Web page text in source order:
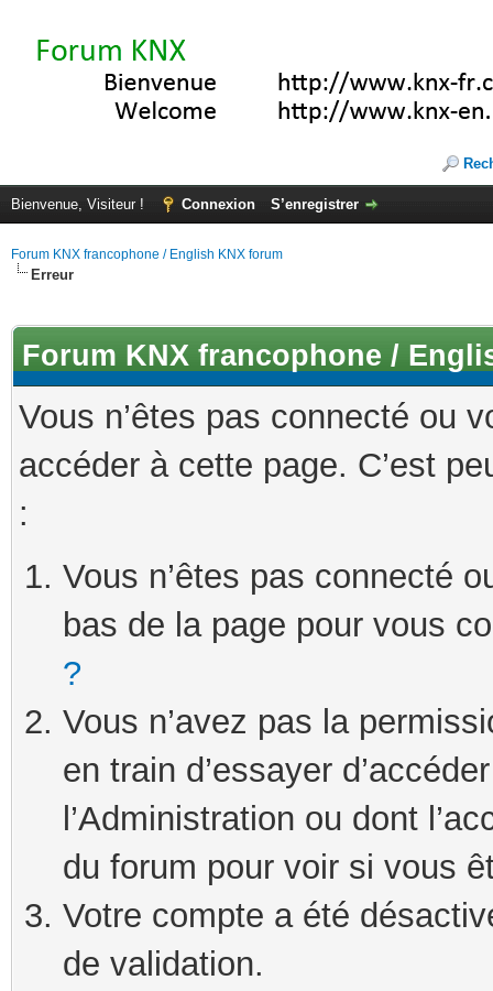
Bienvenue, Visiteur ! Connexion S’enregistrer
Forum KNX francophone / English KNX forum
Erreur
Forum KNX francophone /
Vous n’êtes pas connecté ou
accéder à cette page. C’est
:
Vous n’êtes pas connecté
bas de la page pour vous
?
Vous n’avez pas la
en train d’essayer
l’Administration ou dont
du forum pour voir si vous
Votre compte a été
de validation.